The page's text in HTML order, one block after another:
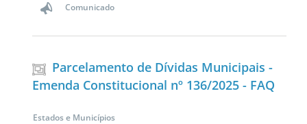
Comunicado
Parcelamento de Dívidas Municipais -
Emenda Constitucional nº 136/2025 - FAQ
Estados e Municípios